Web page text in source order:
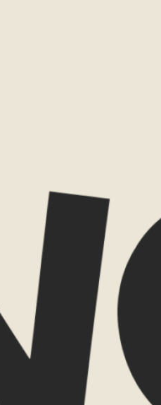
nieuw begin, maar een
die beter past bij hoe ik
onverwachte.
maar nog niet precies wat
door dat proces heen. Ze
woorden en beelden die